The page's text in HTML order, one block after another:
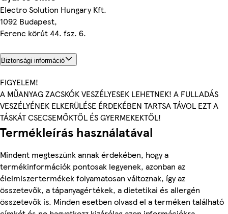
Electro Solution Hungary Kft.
1092 Budapest,
Ferenc körút 44. fsz. 6.
Biztonsági információ
FIGYELEM!
A MŰANYAG ZACSKÓK VESZÉLYESEK LEHETNEK! A FULLADÁS
VESZÉLYÉNEK ELKERÜLÉSE ÉRDEKÉBEN TARTSA TÁVOL EZT A
TÁSKÁT CSECSEMŐKTŐL ÉS GYERMEKEKTŐL!
Termékleírás használatával
Mindent megteszünk annak érdekében, hogy a
termékinformációk pontosak legyenek, azonban az
élelmiszertermékek folyamatosan változnak, így az
összetevők, a tápanyagértékek, a dietetikai és allergén
összetevők is. Minden esetben olvasd el a terméken található